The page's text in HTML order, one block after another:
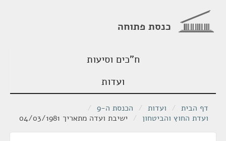
כנסת פתוחה
ח"כים וסיעות
ועדות
דף הבית / ועדות / הכנסת ה-9
/
ועדת החוץ והביטחון / ישיבת ועדה מתאריך 04/03/1981